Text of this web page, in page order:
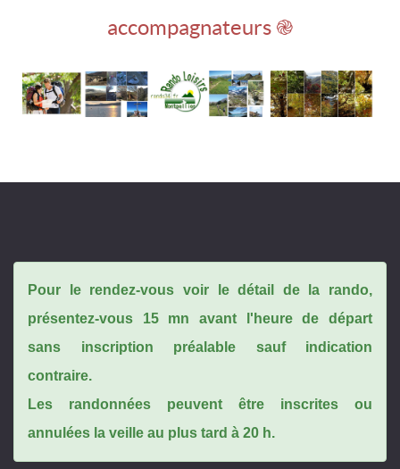
accompagnateurs ֎
Pour le rendez-vous voir le détail de la rando,
présentez-vous 15 mn avant l'heure de départ
sans inscription préalable sauf indication
contraire.
Les randonnées peuvent être inscrites ou
annulées la veille au plus tard à 20 h.